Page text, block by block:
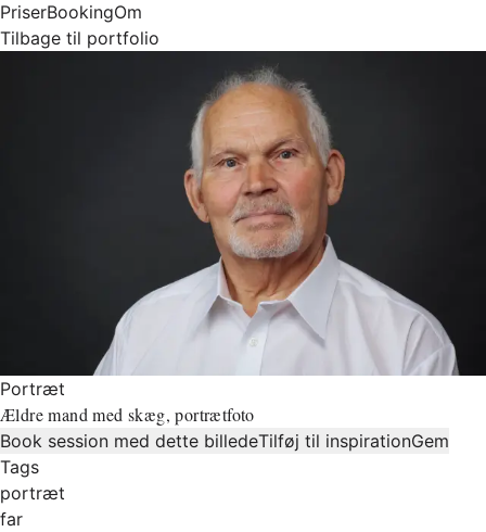
PriserBookingOm
Tilbage til portfolio
Portræt
Ældre mand med skæg, portrætfoto
Book session med dette billedeTilføj til inspirationGem
Tags
portræt
far